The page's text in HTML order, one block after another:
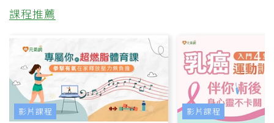
課程推薦
影片課程 影片課程